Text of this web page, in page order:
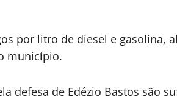
por litro de diesel e gasolina,
município.
defesa de Edézio Bastos são